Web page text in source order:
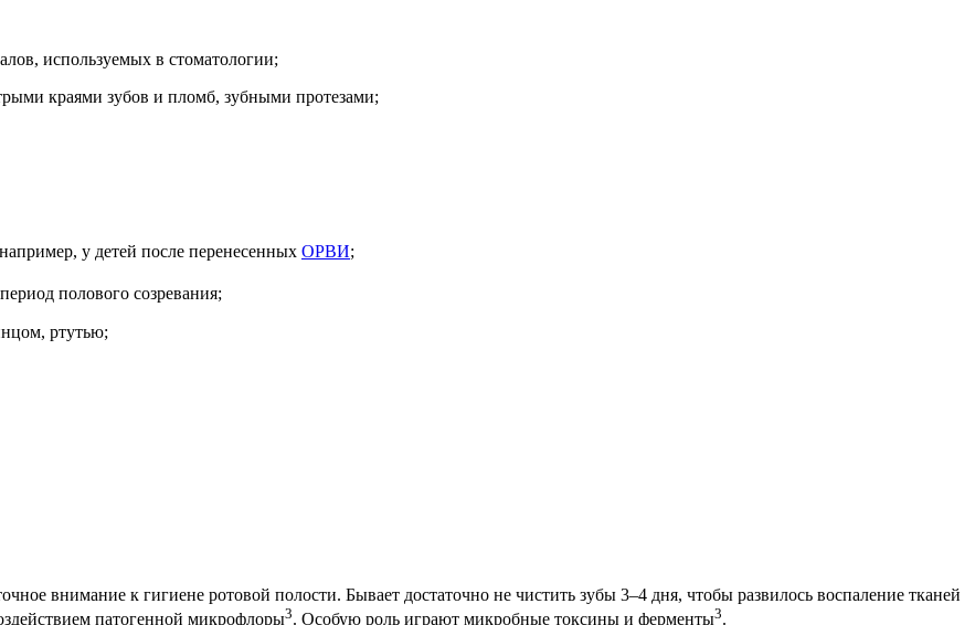
используемых в стоматологии;
краями зубов и пломб, зубными протезами;
у детей после перенесенных ОРВИ;
полового созревания;
ртутью;
внимание к гигиене ротовой полости. Бывает достаточно не чистить зубы 3–4 дня, чтобы развилось воспаление тканей
патогенной микрофлоры3. Особую роль играют микробные токсины и ферменты3.